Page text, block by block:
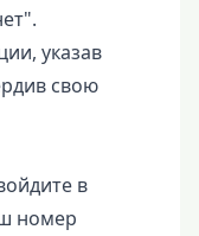
указав
свою
в
номер